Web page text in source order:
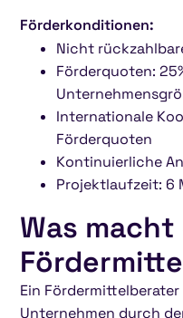
Förderkonditionen:
Nicht
Förderquoten:
Internationale
Förderquoten
Kontinuierliche
Projektlaufzeit: 6
Was macht
Ein
Unternehmen durch